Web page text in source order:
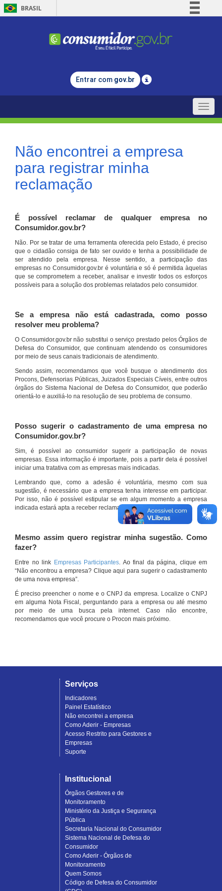
BRASIL
Comunica BR
Legislação
Entrar com gov.br
Toggle
Não encontrei a empresa
para registrar minha
reclamação
É possível reclamar de qualquer empresa no
Consumidor.gov.br?
Não. Por se tratar de uma ferramenta oferecida pelo Estado, é preciso
que o cidadão consiga de fato ser ouvido e tenha a possibilidade de
ser atendido pela empresa. Nesse sentido, a participação das
empresas no Consumidor.gov.br é voluntária e só é permitida àquelas
que se comprometem a receber, analisar e investir todos os esforços
possíveis para a solução dos problemas relatados pelo consumidor.
Se a empresa não está cadastrada, como posso
resolver meu problema?
O Consumidor.gov.br não substitui o serviço prestado pelos Órgãos de
Defesa do Consumidor, que continuam atendendo os consumidores
por meio de seus canais tradicionais de atendimento.
Sendo assim, recomendamos que você busque o atendimento dos
Procons, Defensorias Públicas, Juizados Especiais Cíveis, entre outros
órgãos do Sistema Nacional de Defesa do Consumidor, que poderão
orientá-lo e auxiliá-lo na resolução de seu problema de consumo.
Posso sugerir o cadastramento de uma empresa no
Consumidor.gov.br?
Sim, é possível ao consumidor sugerir a participação de novas
empresas. Essa informação é importante, pois a partir dela é possível
iniciar uma tratativa com as empresas mais indicadas.
Lembrando que, como a adesão é voluntária, mesmo com sua
sugestão, é necessário que a empresa tenha interesse em participar.
Por isso, não é possível estipular se em algum momento a empresa
indicada estará apta a receber reclamações por meio do site.
Mesmo assim quero registrar minha sugestão. Como
fazer?
Entre no link Empresas Participantes. Ao final da página, clique em
“Não encontrou a empresa? Clique aqui para sugerir o cadastramento
de uma nova empresa”.
É preciso preencher o nome e o CNPJ da empresa. Localize o CNPJ
em alguma Nota Fiscal, perguntando para a empresa ou até mesmo
por meio de uma busca pela internet. Caso não encontre,
recomendamos que você procure o Procon mais próximo.
Serviços
Indicadores
Painel Estatístico
Não encontrei a empresa
Como Aderir - Empresas
Acesso Restrito para Gestores e
Empresas
Suporte
Institucional
Órgãos Gestores e de
Monitoramento
Ministério da Justiça e Segurança
Pública
Secretaria Nacional do Consumidor
Sistema Nacional de Defesa do
Consumidor
Como Aderir - Órgãos de
Monitoramento
Quem Somos
Código de Defesa do Consumidor